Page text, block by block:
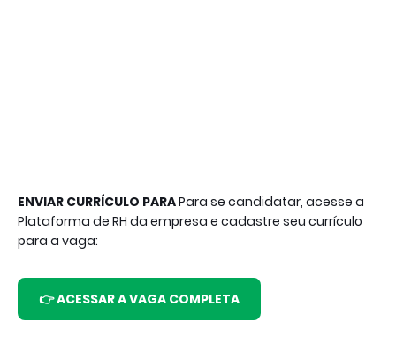
ENVIAR CURRÍCULO PARAPara se candidatar, acesse a
Plataforma de RH da empresa e cadastre seu currículo
para a vaga:
👉 ACESSAR A VAGA COMPLETA